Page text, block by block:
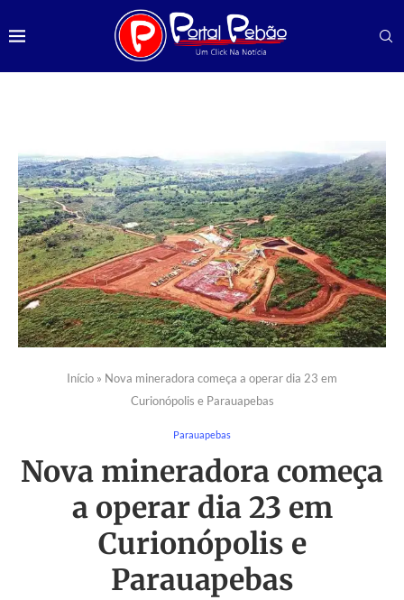
Início » Nova mineradora começa a operar dia 23 em
Curionópolis e Parauapebas
Parauapebas
Nova mineradora começa
a operar dia 23 em
Curionópolis e
Parauapebas